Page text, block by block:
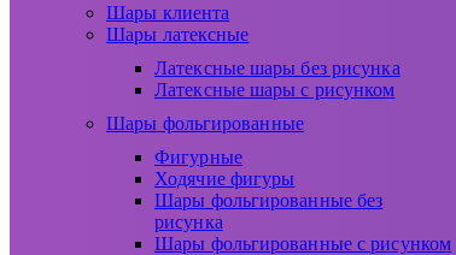
Шары клиента
Шары латексные
Латексные шары без рисунка
Латексные шары с рисунком
Шары фольгированные
Фигурные
Ходячие фигуры
Шары фольгированные без
рисунка
Шары фольгированные с рисунком